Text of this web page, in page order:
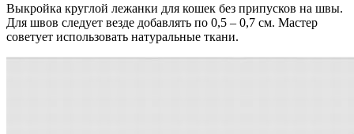
Выкройка круглой лежанки для кошек без припусков на швы.
Для швов следует везде добавлять по 0,5 – 0,7 см. Мастер
советует использовать натуральные ткани.